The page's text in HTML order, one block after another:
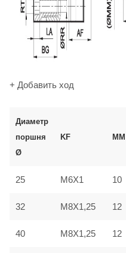
+ Добавить ход
Диаметр
поршня
Ø
KF MM
25 M6X1 10
32 M8X1,25 12
40 M8X1,25 12